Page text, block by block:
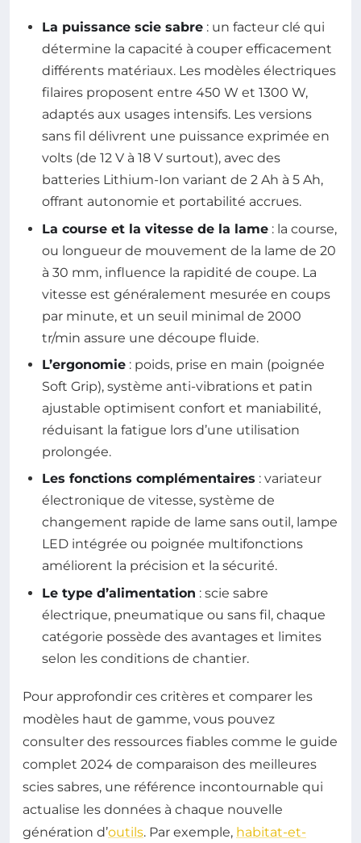
La puissance scie sabre : un facteur clé qui
détermine la capacité à couper efficacement
différents matériaux. Les modèles électriques
filaires proposent entre 450 W et 1300 W,
adaptés aux usages intensifs. Les versions
sans fil délivrent une puissance exprimée en
volts (de 12 V à 18 V surtout), avec des
batteries Lithium-Ion variant de 2 Ah à 5 Ah,
offrant autonomie et portabilité accrues.
La course et la vitesse de la lame : la course,
ou longueur de mouvement de la lame de 20
à 30 mm, influence la rapidité de coupe. La
vitesse est généralement mesurée en coups
par minute, et un seuil minimal de 2000
tr/min assure une découpe fluide.
L’ergonomie : poids, prise en main (poignée
Soft Grip), système anti-vibrations et patin
ajustable optimisent confort et maniabilité,
réduisant la fatigue lors d’une utilisation
prolongée.
Les fonctions complémentaires : variateur
électronique de vitesse, système de
changement rapide de lame sans outil, lampe
LED intégrée ou poignée multifonctions
améliorent la précision et la sécurité.
Le type d’alimentation : scie sabre
électrique, pneumatique ou sans fil, chaque
catégorie possède des avantages et limites
selon les conditions de chantier.
Pour approfondir ces critères et comparer les
modèles haut de gamme, vous pouvez
consulter des ressources fiables comme le guide
complet 2024 de comparaison des meilleures
scies sabres, une référence incontournable qui
actualise les données à chaque nouvelle
génération d’outils. Par exemple, habitat-et-